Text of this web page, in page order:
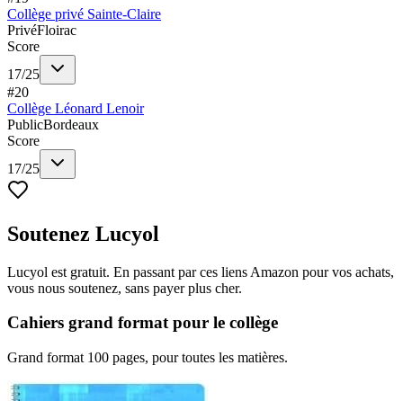
Collège privé Sainte-Claire
PrivéFloirac
Score
17/25
#20
Collège Léonard Lenoir
PublicBordeaux
Score
17/25
Soutenez Lucyol
Lucyol est gratuit. En passant par ces liens Amazon pour vos achats,
vous nous soutenez, sans payer plus cher.
Cahiers grand format pour le collège
Grand format 100 pages, pour toutes les matières.